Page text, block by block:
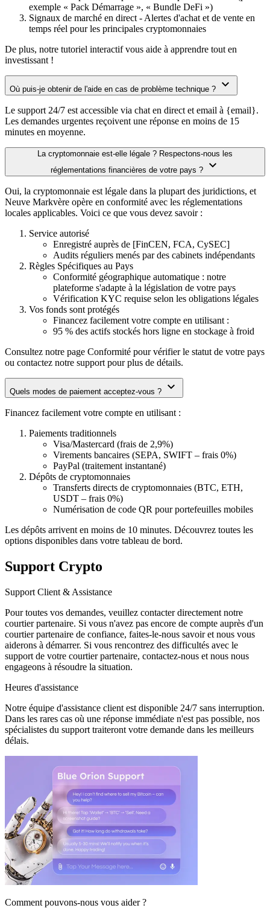
exemple « Pack Démarrage », « Bundle DeFi »)
Signaux de marché en direct - Alertes d'achat et de vente en
temps réel pour les principales cryptomonnaies
De plus, notre tutoriel interactif vous aide à apprendre tout en
investissant !
Où puis-je obtenir de l'aide en cas de problème technique ?
Le support 24/7 est accessible via chat en direct et email à {email}.
Les demandes urgentes reçoivent une réponse en moins de 15
minutes en moyenne.
La cryptomonnaie est-elle légale ? Respectons-nous les
réglementations financières de votre pays ?
Oui, la cryptomonnaie est légale dans la plupart des juridictions, et
Neuve Markvère opère en conformité avec les réglementations
locales applicables. Voici ce que vous devez savoir :
Service autorisé
Enregistré auprès de [FinCEN, FCA, CySEC]
Audits réguliers menés par des cabinets indépendants
Règles Spécifiques au Pays
Conformité géographique automatique : notre
plateforme s'adapte à la législation de votre pays
Vérification KYC requise selon les obligations légales
Vos fonds sont protégés
Financez facilement votre compte en utilisant :
95 % des actifs stockés hors ligne en stockage à froid
Consultez notre page Conformité pour vérifier le statut de votre pays
ou contactez notre support pour plus de détails.
Quels modes de paiement acceptez-vous ?
Financez facilement votre compte en utilisant :
Paiements traditionnels
Visa/Mastercard (frais de 2,9%)
Virements bancaires (SEPA, SWIFT – frais 0%)
PayPal (traitement instantané)
Dépôts de cryptomonnaies
Transferts directs de cryptomonnaies (BTC, ETH,
USDT – frais 0%)
Numérisation de code QR pour portefeuilles mobiles
Les dépôts arrivent en moins de 10 minutes. Découvrez toutes les
options disponibles dans votre tableau de bord.
Support Crypto
Support Client & Assistance
Pour toutes vos demandes, veuillez contacter directement notre
courtier partenaire. Si vous n'avez pas encore de compte auprès d'un
courtier partenaire de confiance, faites-le-nous savoir et nous vous
aiderons à démarrer. Si vous rencontrez des difficultés avec le
support de votre courtier partenaire, contactez-nous et nous nous
engageons à résoudre la situation.
Heures d'assistance
Notre équipe d'assistance client est disponible 24/7 sans interruption.
Dans les rares cas où une réponse immédiate n'est pas possible, nos
spécialistes du support traiteront votre demande dans les meilleurs
délais.
Comment pouvons-nous vous aider ?